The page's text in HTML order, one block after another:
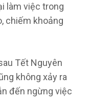
làm việc trong
chiếm khoảng
Tết Nguyên
không xảy ra
đến ngừng việc